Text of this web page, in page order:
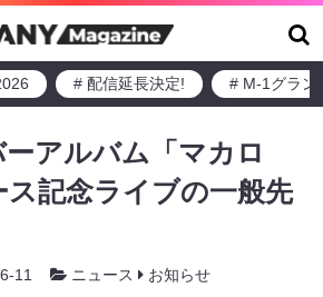
# 配信延長決定! # M-1グラン
アルバム「マカロ
ス記念ライブの一般先
11 ニュース お知らせ